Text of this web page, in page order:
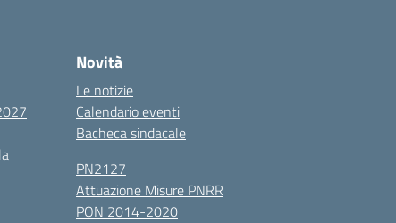
Novità
Le notizie
Calendario eventi
Bacheca sindacale
PN2127
Attuazione Misure PNRR
PON 2014-2020